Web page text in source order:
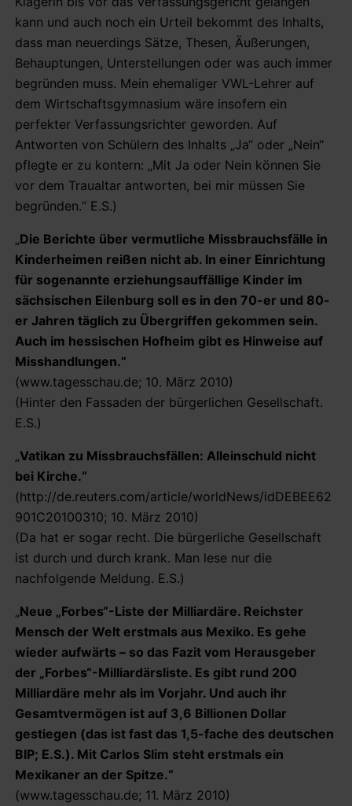
kann und auch noch ein Urteil bekommt des Inhalts,
dass man neuerdings Sätze, Thesen, Äußerungen,
Behauptungen, Unterstellungen oder was auch immer
begründen muss. Mein ehemaliger VWL-Lehrer auf
dem Wirtschaftsgymnasium wäre insofern ein
perfekter Verfassungsrichter geworden. Auf
Antworten von Schülern des Inhalts „Ja“ oder „Nein“
pflegte er zu kontern: „Mit Ja oder Nein können Sie
vor dem Traualtar antworten, bei mir müssen Sie
begründen.“ E.S.)
„Die Berichte über vermutliche Missbrauchsfälle in
Kinderheimen reißen nicht ab. In einer Einrichtung
für sogenannte erziehungsauffällige Kinder im
sächsischen Eilenburg soll es in den 70-er und 80-
er Jahren täglich zu Übergriffen gekommen sein.
Auch im hessischen Hofheim gibt es Hinweise auf
Misshandlungen.“
(www.tagesschau.de; 10. März 2010)
(Hinter den Fassaden der bürgerlichen Gesellschaft.
E.S.)
„Vatikan zu Missbrauchsfällen: Alleinschuld nicht
bei Kirche.“
(http://de.reuters.com/article/worldNews/idDEBEE62
901C20100310; 10. März 2010)
(Da hat er sogar recht. Die bürgerliche Gesellschaft
ist durch und durch krank. Man lese nur die
nachfolgende Meldung. E.S.)
„Neue „Forbes“-Liste der Milliardäre. Reichster
Mensch der Welt erstmals aus Mexiko. Es gehe
wieder aufwärts – so das Fazit vom Herausgeber
der „Forbes“-Milliardärsliste. Es gibt rund 200
Milliardäre mehr als im Vorjahr. Und auch ihr
Gesamtvermögen ist auf 3,6 Billionen Dollar
gestiegen (das ist fast das 1,5-fache des deutschen
BIP; E.S.). Mit Carlos Slim steht erstmals ein
Mexikaner an der Spitze.“
(www.tagesschau.de; 11. März 2010)